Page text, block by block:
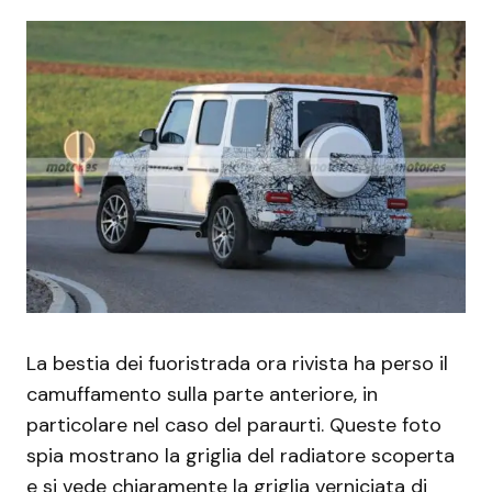
La bestia dei fuoristrada ora rivista ha perso il
camuffamento sulla parte anteriore, in
particolare nel caso del paraurti. Queste foto
spia mostrano la griglia del radiatore scoperta